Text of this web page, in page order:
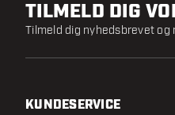
TILMELD DIG
Tilmeld dig nyhedsbrevet
KUNDESERVICE